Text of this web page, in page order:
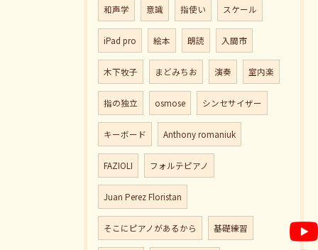
和声学 意識 指使い スケール
iPad pro 絵本 朗読 入間市
木下牧子 まどみちお 演奏 室内楽
指の独立 osmose シンセサイザー
キーボード Anthony romaniuk
FAZIOLI フォルテピアノ
Juan Perez Floristan
そこにピアノがあるから 基礎練習